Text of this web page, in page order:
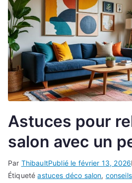
Astuces pour
salon avec un
Par ThibaultPublié le février 13, 2026
Étiquetéastuces déco salon,